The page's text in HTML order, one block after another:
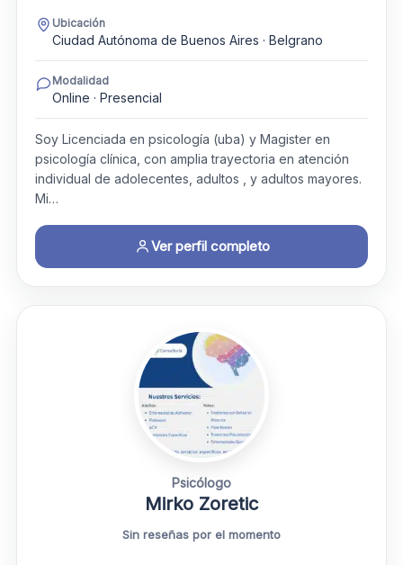
Ubicación
Ciudad Autónoma de Buenos Aires · Belgrano
Modalidad
Online · Presencial
Soy Licenciada en psicología (uba) y Magister en
psicología clínica, con amplia trayectoria en atención
individual de adolecentes, adultos , y adultos mayores.
Mi…
Ver perfil completo
Psicólogo
Mirko Zoretic
Sin reseñas por el momento